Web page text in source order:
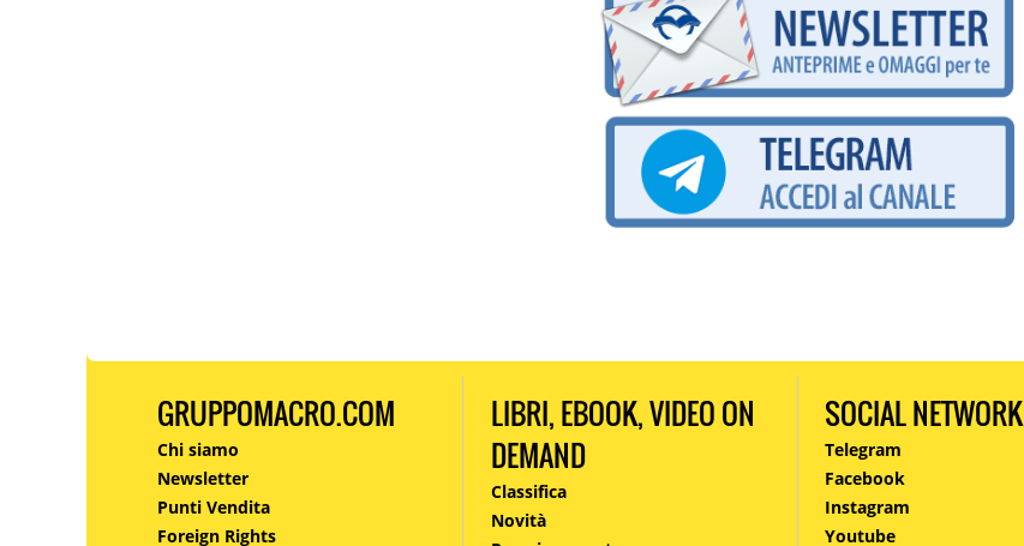
GRUPPOMACRO.COM
Chi siamo
Newsletter
Punti Vendita
Foreign Rights
LIBRI, EBOOK, VIDEO ON
DEMAND
Classifica
Novità
SOCIAL NETWORK
Telegram
Facebook
Instagram
Youtube